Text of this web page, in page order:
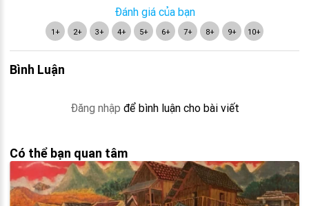
Đánh giá của bạn
1+ 2+ 3+ 4+ 5+ 6+ 7+ 8+ 9+ 10+
Bình Luận
Đăng nhập để bình luận cho bài viết
Có thể bạn quan tâm